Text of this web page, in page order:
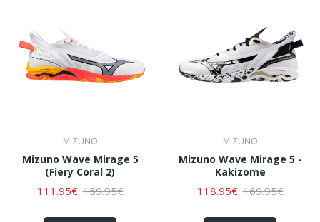
MIZUNO
Mizuno Wave Mirage 5
(Fiery Coral 2)
111.95€ 159.95€
MIZUNO
Mizuno Wave Mirage 5 -
Kakizome
118.95€ 169.95€